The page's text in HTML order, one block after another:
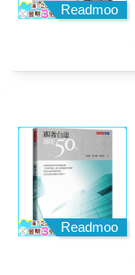
Readmoo
Readmoo